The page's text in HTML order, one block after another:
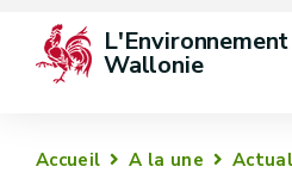
Wallonie
Accueil A la une